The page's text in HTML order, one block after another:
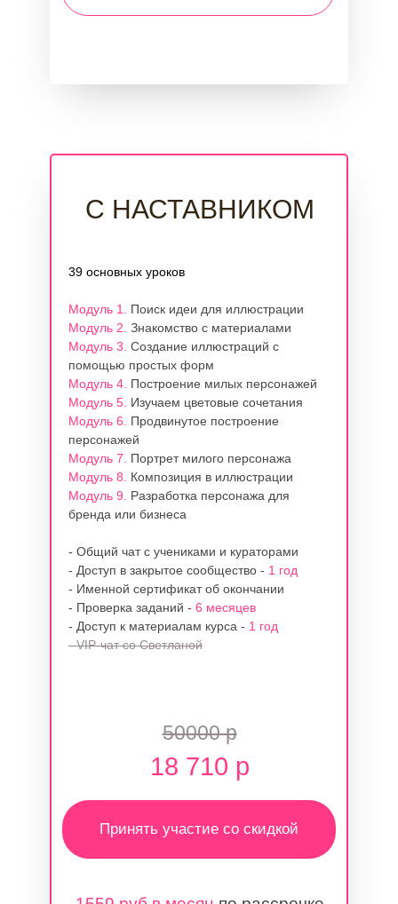
С НАСТАВНИКОМ
39 основных уроков
Модуль 1. Поиск идеи для иллюстрации
Модуль 2. Знакомство с материалами
Модуль 3. Создание иллюстраций с
помощью простых форм
Модуль 4. Построение милых персонажей
Модуль 5. Изучаем цветовые сочетания
Модуль 6.
Продвинутое построение
персонажей
Модуль 7. Портрет милого персонажа
Модуль 8.
Композиция в иллюстрации
Модуль 9. Разработка персонажа для
бренда или бизнеса
- Общий чат с учениками и кураторами
- Доступ в закрытое сообщество - 1 год
- Именной сертификат об окончании
- Проверка заданий - 6 месяцев
- Доступ к материалам курса - 1 год
- VIP-чат со Светланой
18 710 р
50000 р
Принять участие со скидкой